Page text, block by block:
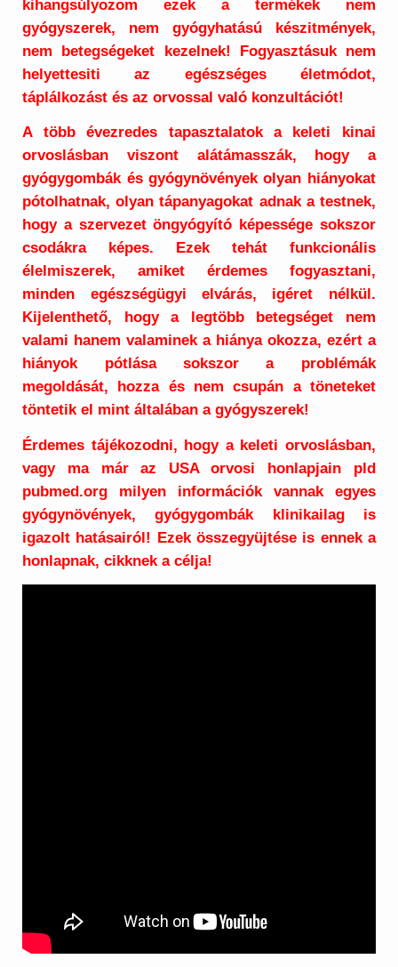
kihangsúlyozom ezek a termékek nem
gyógyszerek, nem gyógyhatású készitmények,
nem betegségeket kezelnek! Fogyasztásuk nem
helyettesiti az egészséges életmódot,
táplálkozást és az orvossal való konzultációt!
A több évezredes tapasztalatok a keleti kinai
orvoslásban viszont alátámasszák, hogy a
gyógygombák és gyógynövények olyan hiányokat
pótolhatnak, olyan tápanyagokat adnak a testnek,
hogy a szervezet öngyógyító képessége sokszor
csodákra képes. Ezek tehát funkcionális
élelmiszerek, amiket érdemes fogyasztani,
minden egészségügyi elvárás, igéret nélkül.
Kijelenthető, hogy a legtöbb betegséget nem
valami hanem valaminek a hiánya okozza, ezért a
hiányok pótlása sokszor a problémák
megoldását, hozza és nem csupán a töneteket
töntetik el mint általában a gyógyszerek!
Érdemes tájékozodni, hogy a keleti orvoslásban,
vagy ma már az USA orvosi honlapjain pld
pubmed.org milyen információk vannak egyes
gyógynövények, gyógygombák klinikailag is
igazolt hatásairól! Ezek összegyüjtése is ennek a
honlapnak, cikknek a célja!